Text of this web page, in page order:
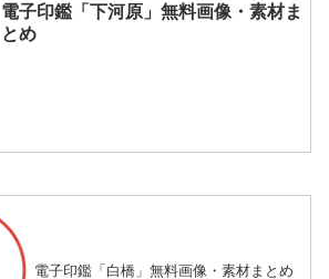
電子印鑑「下河原」無料画像・素材ま
とめ
電子印鑑「白橋」無料画像・素材まとめ